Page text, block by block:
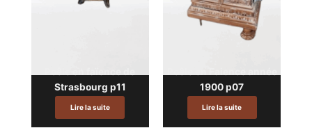
Strasbourg p11
Lire la suite
1900 p07
Lire la suite